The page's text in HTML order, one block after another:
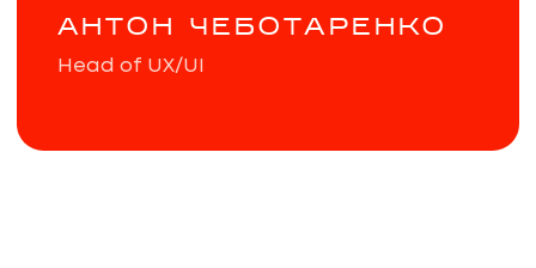
АНТОН ЧЕБОТАРЕНКО
Head of UX/UI